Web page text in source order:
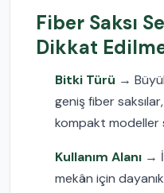
Fiber Saksı
Dikkat
Bitki Türü →
geniş fiber
kompakt modeller
Kullanım Alanı →
mekân için